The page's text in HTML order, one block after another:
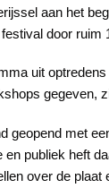
aan het
door ruim
uit
gegeven,
geopend met
en publiek heft
over de